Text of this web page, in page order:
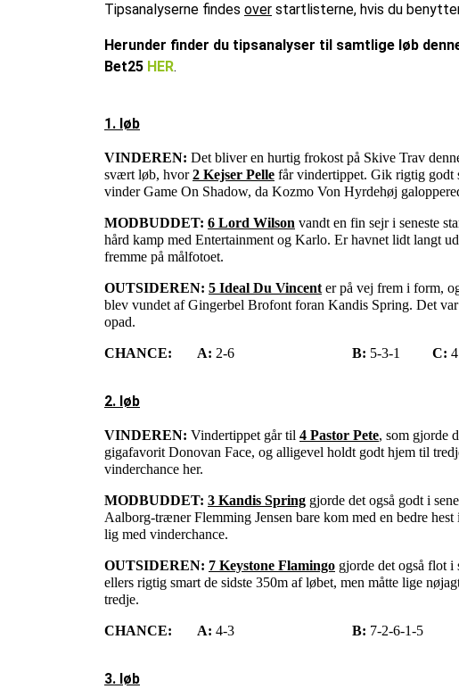
Tipsanalyserne findes over startlisterne, hvis du
Herunder finder du tipsanalyser til samtlige løb
Bet25 HER.
1. løb
VINDEREN: Det bliver en hurtig frokost på Skive Trav
svært løb, hvor2 Kejser Pelle får vindertippet. Gik rigtig godt
vinder Game On Shadow, da Kozmo Von Hyrdehøj
MODBUDDET: 6 Lord Wilson vandt en fin sejr i seneste
hård kamp med Entertainment og Karlo. Er havnet lidt langt
fremme på målfotoet.
OUTSIDEREN: 5 Ideal Du Vincenter på vej frem i form,
blev vundet af Gingerbel Brofont foran Kandis Spring. Det
opad.
CHANCE: A: 2-6 B: 5-3-1 C: 4
2. løb
VINDEREN: Vindertippet går til 4 Pastor Pete, som gjorde
gigafavorit Donovan Face, og alligevel holdt godt hjem til
vinderchance her.
MODBUDDET: 3 Kandis Spring gjorde det også godt i
Aalborg-træner Flemming Jensen bare kom med en bedre
lig med vinderchance.
OUTSIDEREN: 7 Keystone Flamingo gjorde det også flot
ellers rigtig smart de sidste 350m af løbet, men måtte lige
tredje.
CHANCE: A: 4-3 B: 7-2-6-1-5
3. løb